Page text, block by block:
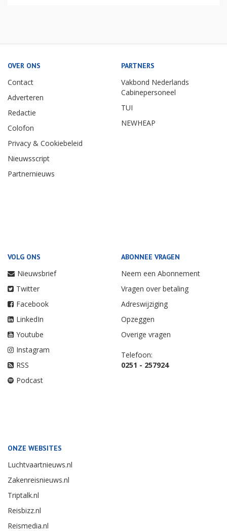
OVER ONS
Contact
Adverteren
Redactie
Colofon
Privacy & Cookiebeleid
Nieuwsscript
Partnernieuws
PARTNERS
Vakbond Nederlands
Cabinepersoneel
TUI
NEWHEAP
VOLG ONS
Nieuwsbrief
Twitter
Facebook
LinkedIn
Youtube
Instagram
RSS
Podcast
ABONNEE VRAGEN
Neem een Abonnement
Vragen over betaling
Adreswijziging
Opzeggen
Overige vragen
Telefoon:
0251 - 257924
ONZE WEBSITES
Luchtvaartnieuws.nl
Zakenreisnieuws.nl
Triptalk.nl
Reisbizz.nl
Reismedia.nl